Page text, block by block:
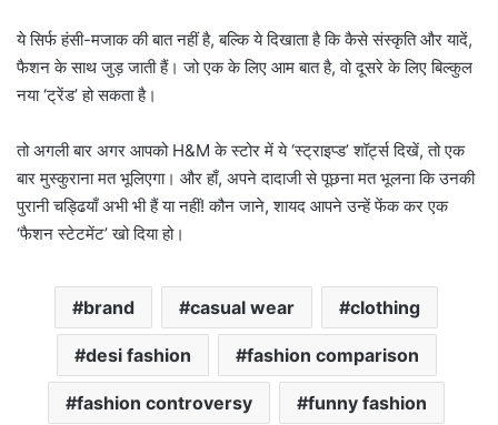
ये सिर्फ हंसी-मजाक की बात नहीं है, बल्कि ये दिखाता है कि कैसे संस्कृति और यादें,
फैशन के साथ जुड़ जाती हैं। जो एक के लिए आम बात है, वो दूसरे के लिए बिल्कुल
नया ‘ट्रेंड’ हो सकता है।
तो अगली बार अगर आपको H&M के स्टोर में ये ‘स्ट्राइप्ड’ शॉर्ट्स दिखें, तो एक
बार मुस्कुराना मत भूलिएगा। और हाँ, अपने दादाजी से पूछना मत भूलना कि उनकी
पुरानी चड्ढियाँ अभी भी हैं या नहीं! कौन जाने, शायद आपने उन्हें फेंक कर एक
‘फैशन स्टेटमेंट’ खो दिया हो।
brand casual wear clothing
desi fashion fashion comparison
fashion controversy funny fashion